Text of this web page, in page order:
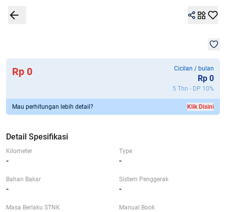
Detail Spesifikasi Bandingkan 1/1
Rp 0 Cicilan / bulan
Rp 0
5 Thn - DP 10%
Mau perhitungan lebih detail? Klik Disini
Detail Spesifikasi
Kilometer
-
Type
-
Bahan Bakar
-
Sistem Penggerak
-
Masa Berlaku STNK Manual Book